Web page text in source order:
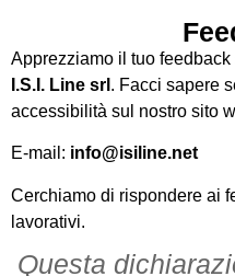
Apprezziamo il tuo
I.S.I. Line srl . Facci sapere
accessibilità sul nostro sito
E-mail: info@isiline.net
Cerchiamo di rispondere ai
lavorativi.
Questa